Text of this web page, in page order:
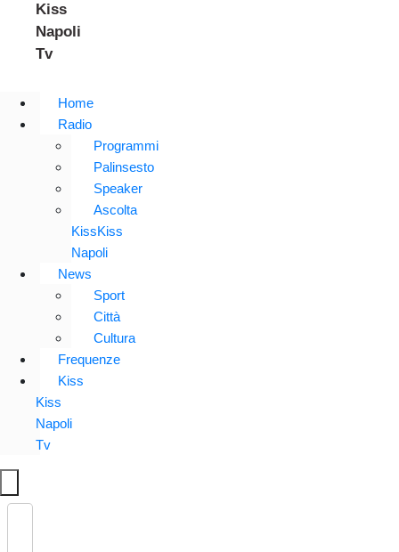
Kiss
Napoli
Tv
Home
Radio
Programmi
Palinsesto
Speaker
Ascolta
KissKiss
Napoli
News
Sport
Città
Cultura
Frequenze
Kiss
Kiss
Napoli
Tv